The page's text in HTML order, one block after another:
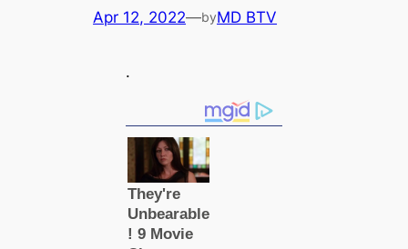
Apr 12, 2022—byMD BTV
.